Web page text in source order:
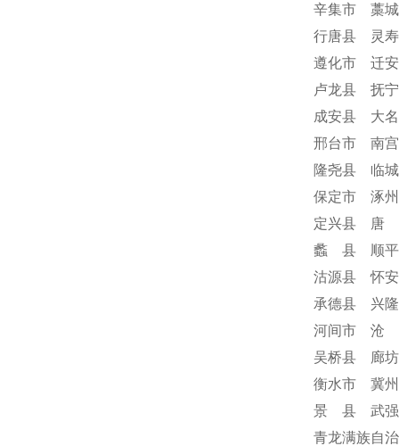
辛集市 藁
行唐县 灵
遵化市 迁
卢龙县 抚
成安县 大
邢台市 南
隆尧县 临
保定市 涿
定兴县 唐
蠡 县 顺
沽源县 怀
承德县 兴
河间市 沧
吴桥县 廊
衡水市 冀
景 县 武强
青龙满族自